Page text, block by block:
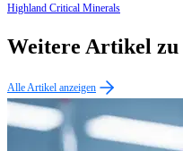
Highland Critical Minerals
Weitere Artikel zu
Alle Artikel anzeigen